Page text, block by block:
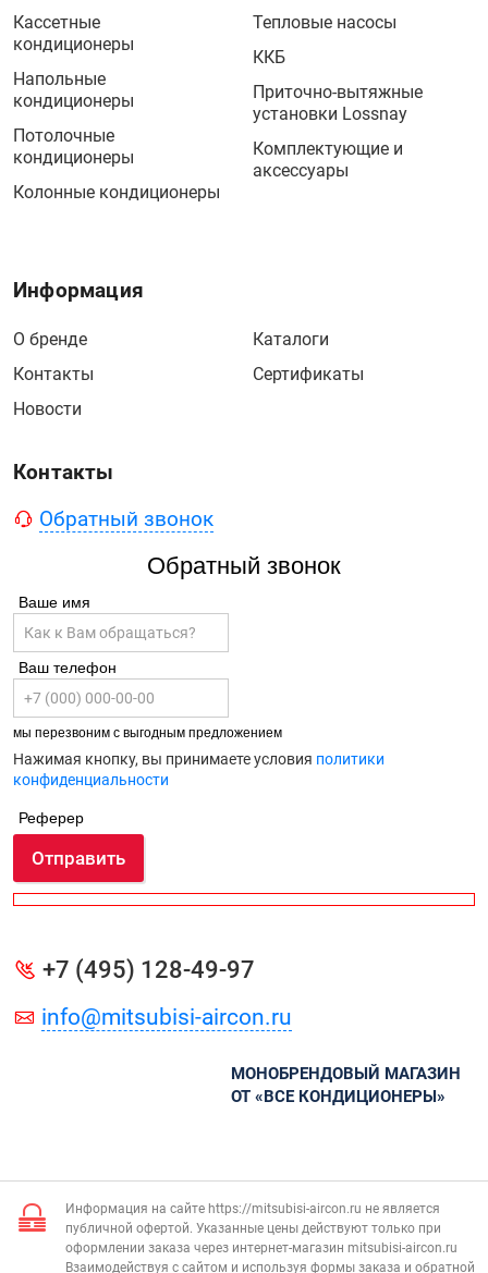
Кассетные
кондиционеры
Напольные
кондиционеры
Потолочные
кондиционеры
Колонные кондиционеры
Тепловые насосы
ККБ
Приточно-вытяжные
установки Lossnay
Комплектующие и
аксессуары
Информация
О бренде
Контакты
Новости
Каталоги
Сертификаты
Контакты
Обратный звонок
Обратный звонок
Ваше имя
Ваш телефон
мы перезвоним с выгодным предложением
Нажимая кнопку, вы принимаете условия политики
конфиденциальности
Реферер
Отправить
+7 (495) 128-49-97
info@mitsubisi-aircon.ru
МОНОБРЕНДОВЫЙ МАГАЗИН
ОТ «ВСЕ КОНДИЦИОНЕРЫ»
Информация на сайте https://mitsubisi-aircon.ru не является
публичной офертой. Указанные цены действуют только при
оформлении заказа через интернет-магазин mitsubisi-aircon.ru
Взаимодействуя с сайтом и используя формы заказа и обратной